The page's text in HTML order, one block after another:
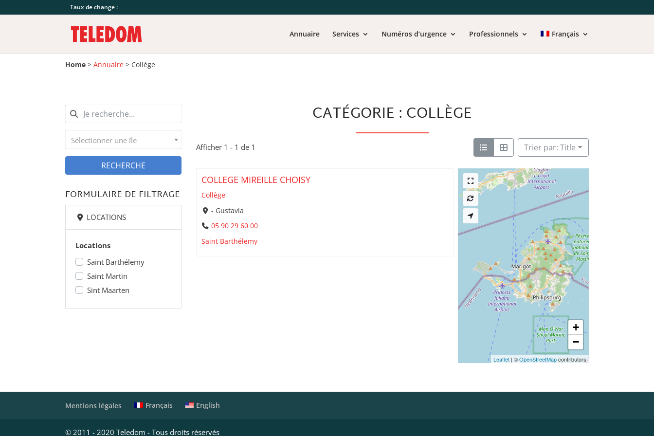
Taux de change :
Annuaire Services Numéros d’urgence Professionnels Français
Home >Annuaire > Collège
CATÉGORIE : COLLÈGE
Afficher 1 - 1 de 1 Trier par: Title
COLLEGE MIREILLE CHOISY
Collège
- Gustavia
05 90 29 60 00
Saint Barthélemy
+
−
Leaflet| ©OpenStreetMapcontributors
Sélectionner une île
RECHERCHE
FORMULAIRE DE FILTRAGE
LOCATIONS
Locations
Saint Barthélemy
Saint Martin
Sint Maarten
Mentions légales Français English
© 2011 - 2020 Teledom - Tous droits réservés